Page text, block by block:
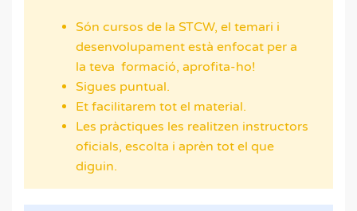
Són cursos de la STCW, el temari i
desenvolupament està enfocat per a
la teva formació, aprofita-ho!
Sigues puntual.
Et facilitarem tot el material.
Les pràctiques les realitzen instructors
oficials, escolta i aprèn tot el que
diguin.